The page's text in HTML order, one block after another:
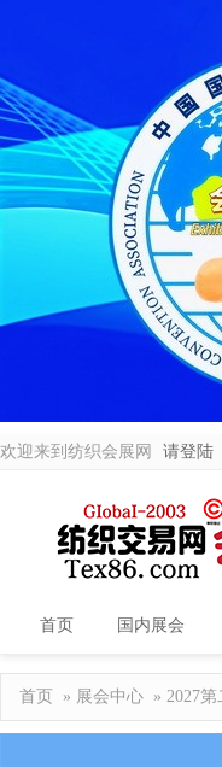
欢迎来到纺织会展网 请登陆
首页 国内展会
首页 » 展会中心 » 2027